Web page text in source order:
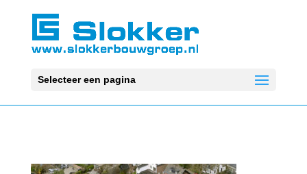
Selecteer een pagina